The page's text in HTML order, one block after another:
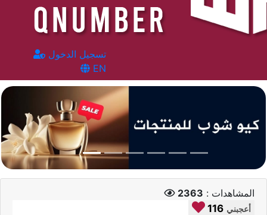
تسجيل الدخول
EN
المشاهدات : 2363
116 أعجبني